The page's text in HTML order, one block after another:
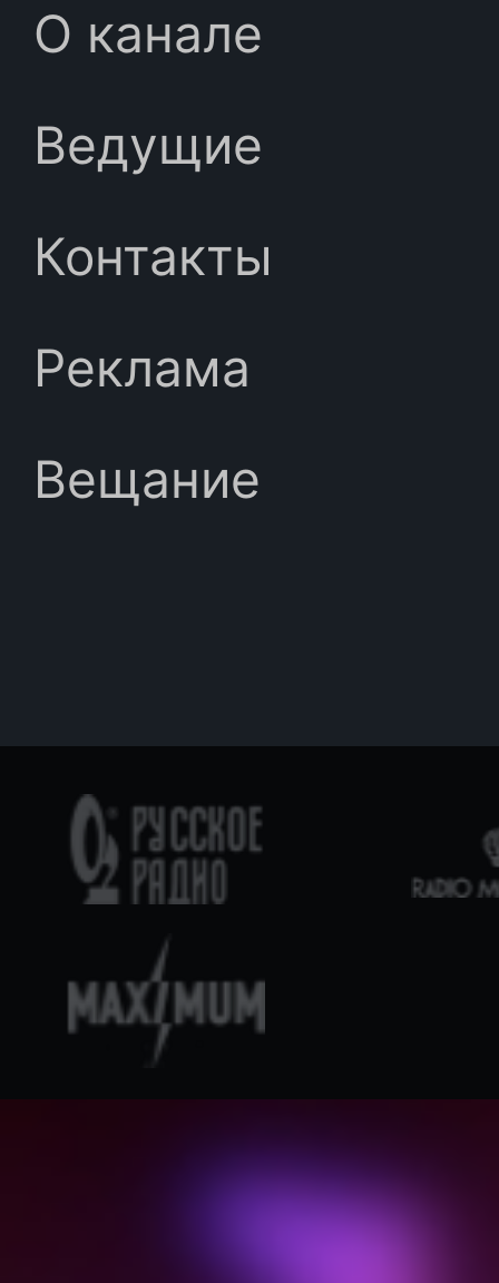
О канале
Ведущие
Контакты
Реклама
Вещание